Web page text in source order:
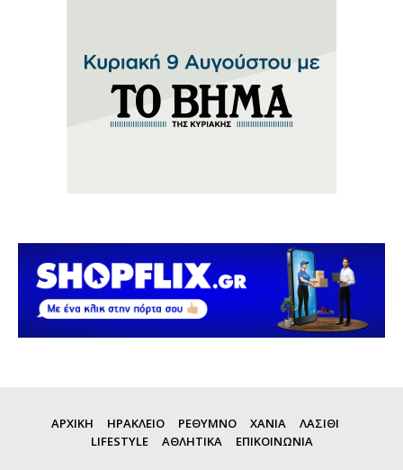
ΑΡΧΙΚΗ ΗΡΑΚΛΕΙΟ ΡΕΘΥΜΝΟ ΧΑΝΙΑ
ΛΑΣΙΘΙ
LIFESTYLE
ΑΘΛΗΤΙΚΑ ΕΠΙΚΟΙΝΩΝΙΑ